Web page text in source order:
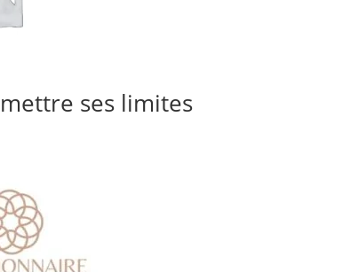
ses limites